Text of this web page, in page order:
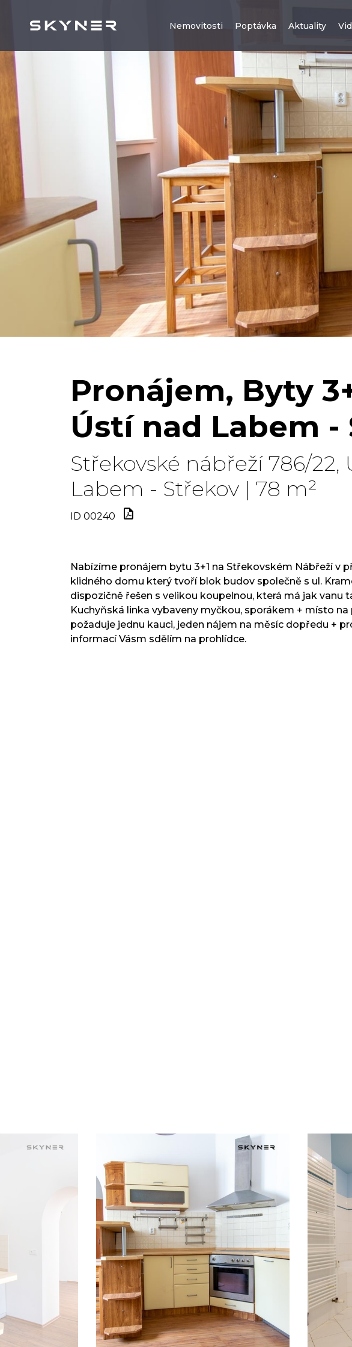
Nemovitosti Poptávka Aktuality
Pronájem, Byty
Ústí nad Labem -
Střekovské nábřeží 786/22,
Labem - Střekov | 78 m²
ID 00240
Nabízíme pronájem bytu 3+1 na Střekovském Nábřeží v
klidného domu který tvoří blok budov společně s ul.
dispozičně řešen s velikou koupelnou, která má jak vanu
Kuchyňská linka vybaveny myčkou, sporákem + místo na
požaduje jednu kauci, jeden nájem na měsíc dopředu +
informací Vásm sdělím na prohlídce.